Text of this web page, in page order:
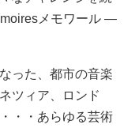
メモワール ―
った、都市の音楽
ツィア、ロンド
・・あらゆる芸術